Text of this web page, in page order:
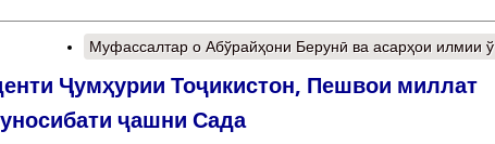
Муфассалтар о Абўрайҳони Берунӣ ва асарҳои илмии ў
Ҷумҳурии Тоҷикистон, Пешвои миллат
ҷашни Сада